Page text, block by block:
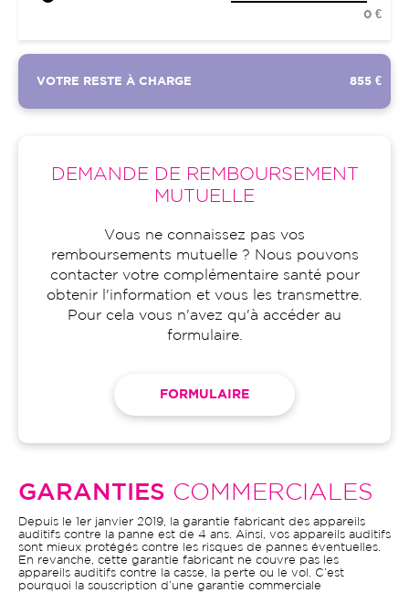
0 €
VOTRE RESTE À CHARGE 855 €
DEMANDE DE REMBOURSEMENT
MUTUELLE
Vous ne connaissez pas vos
remboursements mutuelle ? Nous pouvons
contacter votre complémentaire santé pour
obtenir l'information et vous les transmettre.
Pour cela vous n'avez qu'à accéder au
formulaire.
FORMULAIRE
GARANTIES COMMERCIALES
Depuis le 1er janvier 2019, la garantie fabricant des appareils
auditifs contre la panne est de 4 ans. Ainsi, vos appareils auditifs
sont mieux protégés contre les risques de pannes éventuelles.
En revanche, cette garantie fabricant ne couvre pas les
appareils auditifs contre la casse, la perte ou le vol. C’est
pourquoi la souscription d’une garantie commerciale